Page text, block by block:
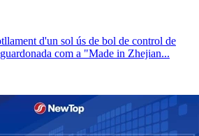
d'un sol ús de bol de control de
com a "Made in Zhejian...